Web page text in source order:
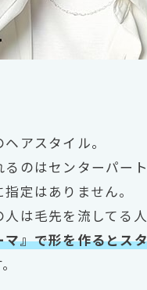
アスタイル。
るのはセンターパー
定はありません。
は毛先を流してる人
マ』で形を作るとス